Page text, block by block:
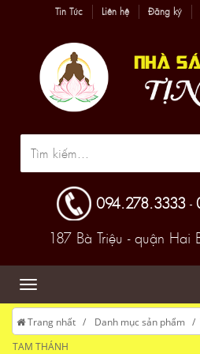
Tin Tức Liên hệ Đăng ký
094.278.3333 -
187 Bà Triệu - quận Hai
Trang nhất Danh mục sản phẩm
TAM THÁNH